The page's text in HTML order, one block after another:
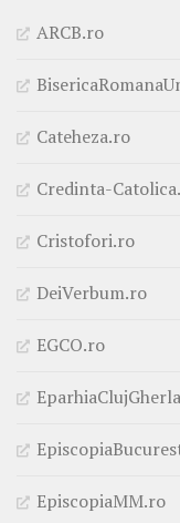
ARCB.ro
Cateheza.ro
Credinta-
Cristofori.ro
DeiVerbum.ro
EGCO.ro
EpiscopiaMM.ro